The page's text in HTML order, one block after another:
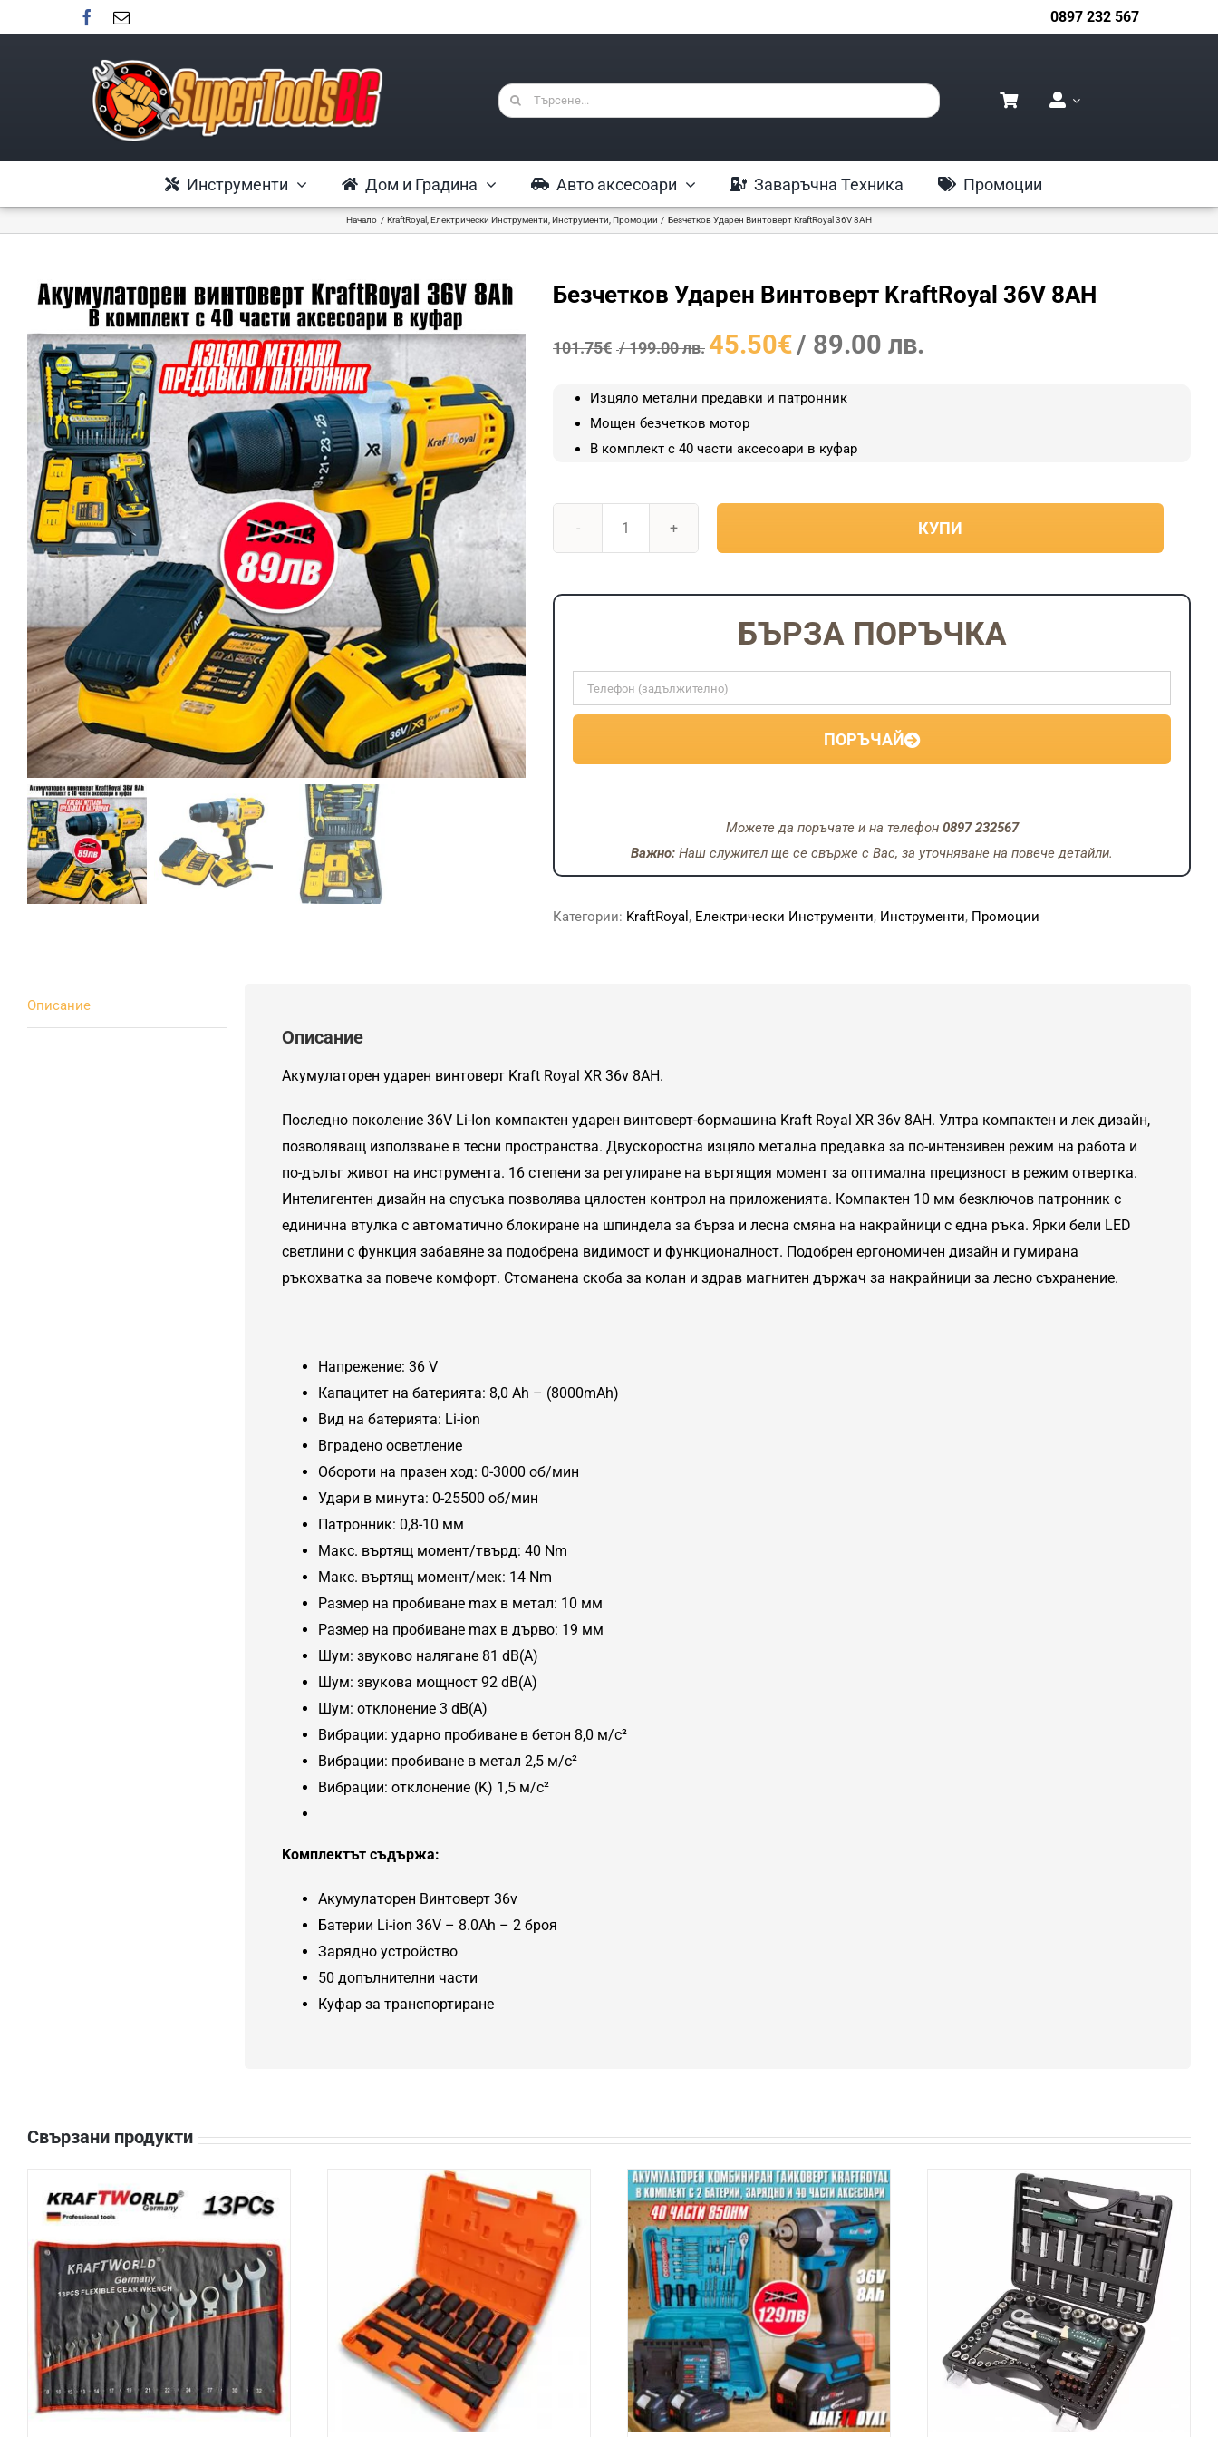
to
0897 232 567
Търсене
...
Инструменти Дом и Градина Авто аксесоари Заваръчна Техника Промоции
Начало KraftRoyal Електрически Инструменти Инструменти Промоции Безчетков Ударен Винтоверт KraftRoyal 36V 8AH
Безчетков Ударен Винтоверт KraftRoyal 36V 8AH
101.75€ / 199.00 лв.
Original
price
101.75€
/
199.00
45.50€/ 89.00 лв.
Изцяло метални предавки и патронник
Мощен безчетков мотор
В комплект с 40 части аксесоари в куфар
Безчетков
36V
8AH
КУПИ
БЪРЗА ПОРЪЧКА
ПОРЪЧАЙ
Можете да поръчате и на телефон 0897 232567
Важно: Наш служител ще се свърже с Вас, за уточняване на повече детайли.
Категории: KraftRoyal , Електрически Инструменти, Инструменти, Промоции
Описание
Описание
Акумулаторен ударен винтоверт Kraft Royal XR 36v 8AH.
Последно поколение 36V Li-Ion компактен ударен винтоверт-бормашина Kraft Royal XR 36v 8AH. Ултра компактен и лек дизайн,
позволяващ използване в тесни пространства. Двускоростна изцяло метална предавка за по-интензивен режим на работа и
по-дълъг живот на инструмента. 16 степени за регулиране на въртящия момент за оптимална прецизност в режим отвертка.
Интелигентен дизайн на спусъка позволява цялостен контрол на приложенията. Компактен 10 мм безключов патронник с
единична втулка с автоматично блокиране на шпиндела за бърза и лесна смяна на накрайници с една ръка. Ярки бели LED
светлини с функция забавяне за подобрена видимост и функционалност. Подобрен ергономичен дизайн и гумирана
ръкохватка за повече комфорт. Стоманена скоба за колан и здрав магнитен държач за накрайници за лесно съхранение.
Напрежение: 36 V
Капацитет на батерията: 8,0 Ah – (8000mAh)
Вид на батерията: Li-ion
Вградено осветление
Обороти на празен ход: 0-3000 об/мин
Удари в минута: 0-25500 об/мин
Патронник: 0,8-10 мм
Макс. въртящ момент/твърд: 40 Nm
Макс. въртящ момент/мек: 14 Nm
Размер на пробиване max в метал: 10 мм
Размер на пробиване max в дърво: 19 мм
Шум: звуково налягане 81 dB(A)
Шум: звукова мощност 92 dB(A)
Шум: отклонение 3 dB(A)
Вибрации: ударно пробиване в бетон 8,0 м/с²
Вибрации: пробиване в метал 2,5 м/с²
Вибрации: отклонение (K) 1,5 м/с²
Kомплектът съдържа:
Акумулаторен Винтоверт 36v
Батерии Li-ion 36V – 8.0Ah – 2 броя
Зарядно устройство
50 допълнителни части
Куфар за транспортиране
Свързани продукти